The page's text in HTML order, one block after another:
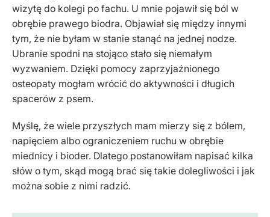
wizytę do kolegi po fachu. U mnie pojawił się ból w
obrębie prawego biodra. Objawiał się między innymi
tym, że nie byłam w stanie stanąć na jednej nodze.
Ubranie spodni na stojąco stało się niemałym
wyzwaniem. Dzięki pomocy zaprzyjaźnionego
osteopaty mogłam wrócić do aktywności i długich
spacerów z psem.
Myślę, że wiele przyszłych mam mierzy się z bólem,
napięciem albo ograniczeniem ruchu w obrębie
miednicy i bioder. Dlatego postanowiłam napisać kilka
słów o tym, skąd mogą brać się takie dolegliwości i jak
można sobie z nimi radzić.